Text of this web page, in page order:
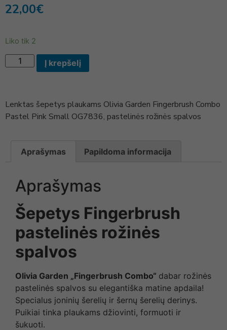
22,00€
Liko tik 2
Į krepšelį
Lenktas šepetys plaukams Olivia Garden Fingerbrush Combo
Pastel Pink Small OG7836, pastelinės rožinės spalvos
Aprašymas Papildoma informacija
Aprašymas
Šepetys Fingerbrush
pastelinės rožinės
spalvos
Olivia Garden „Fingerbrush Combo“ dabar rožinės
pastelinės spalvos su elegantiška matine apdaila!
Specialus joninių šerelių ir šernų šerelių derinys.
Puikiai tinka plaukams džiovinti, formuoti ir
šukuoti.